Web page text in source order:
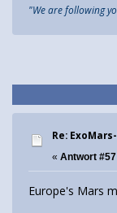
"We are following
Re:
« Antwort
Europe's Mars